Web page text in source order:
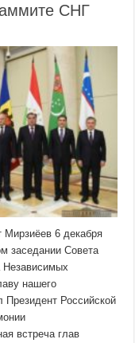
СНГ
Мирзиёев 6 декабря
заседании Совета
Независимых
нашего
Президент Российской
встреча глав